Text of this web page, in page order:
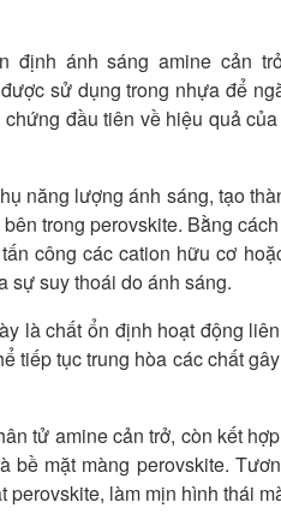
định ánh sáng amine cản
sử dụng trong nhựa để
đầu tiên về hiệu quả
năng lượng ánh sáng, tạo
trong perovskite. Bằng
công các cation hữu cơ
sự suy thoái do ánh sáng.
là chất ổn định hoạt động
tiếp tục trung hòa các chất
tử amine cản trở, còn kết
bề mặt màng perovskite.
làm mịn hình thái